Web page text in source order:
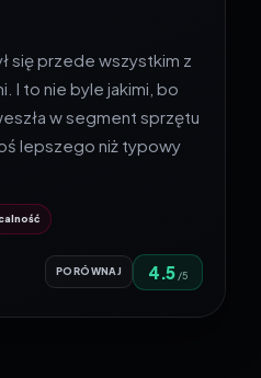
się przede wszystkim z
I to nie byle jakimi, bo
w segment sprzętu
lepszego niż typowy
PORÓWNAJ 4.5 /5